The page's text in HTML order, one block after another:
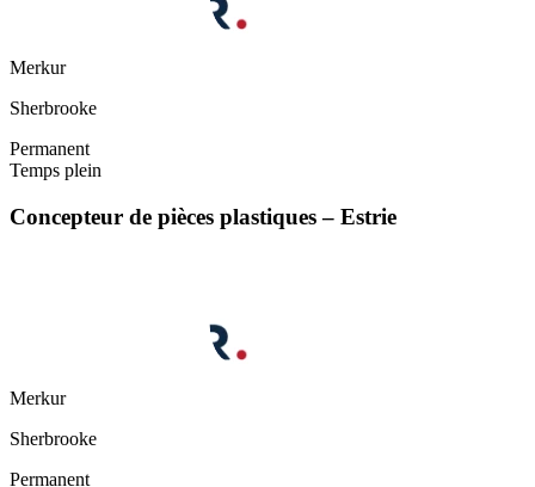
Merkur
Sherbrooke
Permanent
Temps plein
Concepteur de pièces plastiques – Estrie
Merkur
Sherbrooke
Permanent